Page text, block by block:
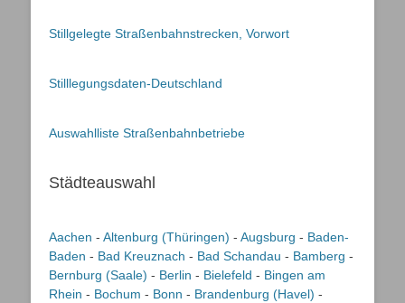
Stillgelegte Straßenbahnstrecken, Vorwort
Stilllegungsdaten-Deutschland
Auswahlliste Straßenbahnbetriebe
Städteauswahl
Aachen - Altenburg (Thüringen) - Augsburg - Baden-
Baden - Bad Kreuznach - Bad Schandau - Bamberg -
Bernburg (Saale) - Berlin - Bielefeld - Bingen am
Rhein - Bochum - Bonn - Brandenburg (Havel) -